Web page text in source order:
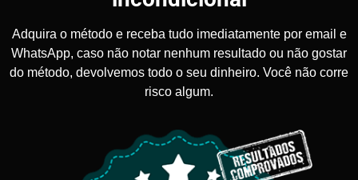
Adquira o método e receba tudo imediatamente por email e
WhatsApp, caso não notar nenhum resultado ou não gostar
do método, devolvemos todo o seu dinheiro. Você não corre
risco algum.